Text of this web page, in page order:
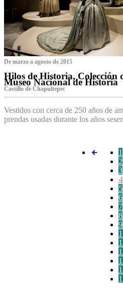
De marzo a agosto de 2015
Hilos de Historia, Colección
Museo Nacional de Historia
Castillo de Chapultepec
Vestidos con cerca de 250 años de
prendas usadas durante los años
1
2
3
4
5
6
7
8
9